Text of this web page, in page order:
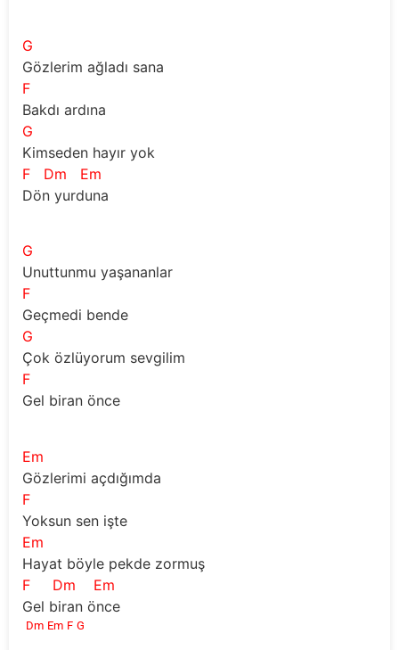
G
Gözlerim ağladı sana
F
Bakdı ardına
G
Kimseden hayır yok
F
Dm
Em
Dön yurduna
G
Unuttunmu yaşananlar
F
Geçmedi bende
G
Çok özlüyorum sevgilim
F
Gel biran önce
Em
Gözlerimi açdığımda
F
Yoksun sen işte
Em
Hayat böyle pekde zormuş
F
Dm
Em
Gel biran önce
Dm Em F G